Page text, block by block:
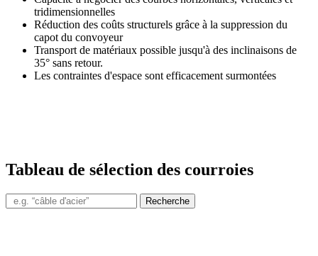
tridimensionnelles
Réduction des coûts structurels grâce à la suppression du
capot du convoyeur
Transport de matériaux possible jusqu'à des inclinaisons de
35° sans retour.
Les contraintes d'espace sont efficacement surmontées
Tableau de sélection des courroies
Recherche